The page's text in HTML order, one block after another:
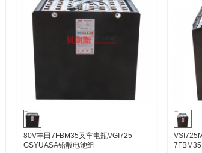
80V丰田7FBM35叉车电瓶VGI725
GSYUASA铅酸电池组